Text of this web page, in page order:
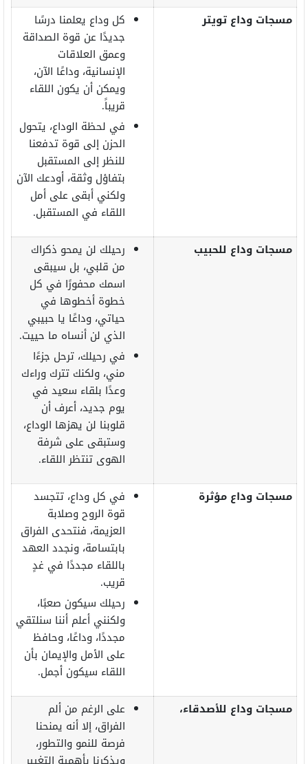
مسجات وداع تويتر
كل وداع يعلمنا درسًا
جديدًا عن قوة الصداقة
وعمق العلاقات
الإنسانية، وداعًا الآن،
ويمكن أن يكون اللقاء
قريباً.
في لحظة الوداع، يتحول
الحزن إلى قوة تدفعنا
للنظر إلى المستقبل
بتفاؤل وثقة، أودعك الآن
ولكني أبقى على أمل
اللقاء في المستقبل.
مسجات وداع للحبيب
رحيلك لن يمحو ذكراك
من قلبي، بل سيبقى
اسمك محفورًا في كل
خطوة أخطوها في
حياتي، وداعًا يا حبيبي
الذي لن أنساه ما حييت.
في رحيلك، ترحل جزءًا
مني، ولكنك تترك وراءك
وعدًا بلقاء سعيد في
يوم جديد، أعرف أن
قلوبنا لن يهزها الوداع،
وستبقى على شرفة
الهوى تنتظر اللقاء.
مسجات وداع مؤثرة
في كل وداع، تتجسد
قوة الروح وصلابة
العزيمة، فنتحدى الفراق
بابتسامة، ونجدد العهد
باللقاء مجددًا في غدٍ
قريب.
رحيلك سيكون صعبًا،
ولكنني أعلم أننا سنلتقي
مجددًا، وداعًا، وحافظ
على الأمل والإيمان بأن
اللقاء سيكون أجمل.
مسجات وداع للأصدقاء،
على الرغم من ألم
الفراق، إلا أنه يمنحنا
فرصة للنمو والتطور،